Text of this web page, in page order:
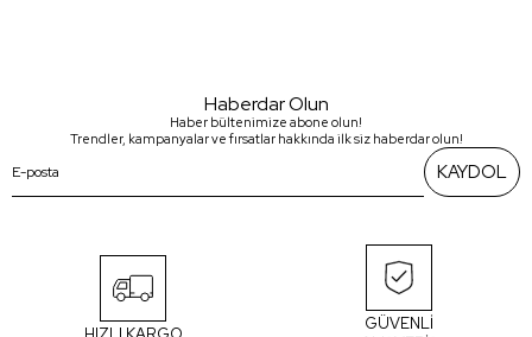
Haberdar Olun
Haber bültenimize abone olun!
Trendler, kampanyalar ve fırsatlar hakkında ilk siz haberdar olun!
KAYDOL
GÜVENLİ